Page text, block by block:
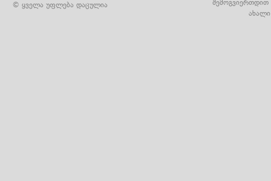
© ყველა უფლება დაცულია
შემოგვიერთდით
ახალი